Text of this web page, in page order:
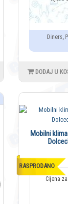
Diners,
DODAJ U
RASPRODANO
Mobilni